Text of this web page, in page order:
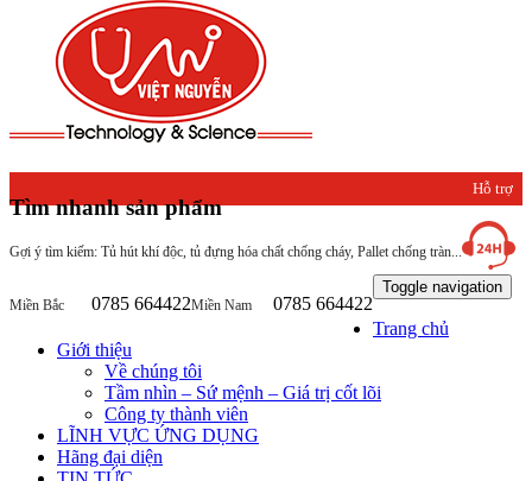
Tìm nhanh sản phẩm
Gợi ý tìm kiếm: Tủ hút khí độc, tủ đựng hóa chất chống cháy, Pallet chống tràn...
Hỗ trợ
khách
hàng
Miền Bắc 0785 664422Miền Nam 0785 664422
Toggle navigation
Trang chủ
Giới thiệu
Về chúng tôi
Tầm nhìn – Sứ mệnh – Giá trị cốt lõi
Công ty thành viên
LĨNH VỰC ỨNG DỤNG
Hãng đại diện